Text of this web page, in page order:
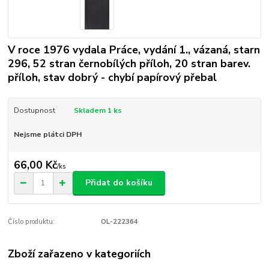
V roce 1976 vydala Práce, vydání 1., vázaná, starn
296, 52 stran černobílých příloh, 20 stran barev.
příloh, stav dobrý - chybí papírový přebal
Dostupnost Skladem 1 ks
Nejsme plátci DPH
66,00 Kč/ks
Přidat do košíku
Číslo produktu: OL-222364
Zboží zařazeno v kategoriích